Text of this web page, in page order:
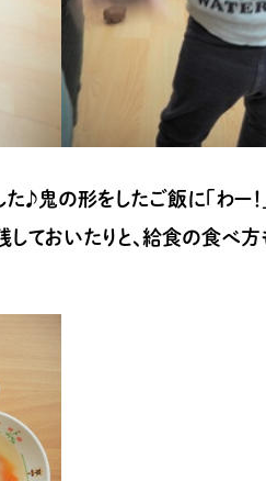
♪鬼の形をしたご飯に「わー
ておいたりと、給食の食べ